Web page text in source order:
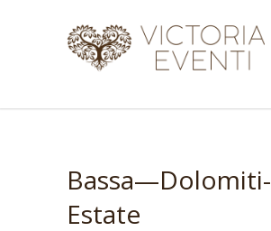
Bassa—Dolomiti-
Estate